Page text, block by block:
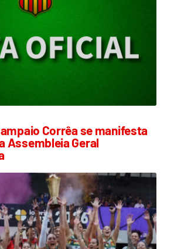
Corrêa se manifesta
Assembleia Geral